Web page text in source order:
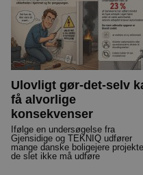
Ulovligt gør-det-selv
få alvorlige
konsekvenser
Ifølge en undersøgelse fra
Gjensidige og TEKNIQ udfører
mange danske boligejere
de slet ikke må udføre